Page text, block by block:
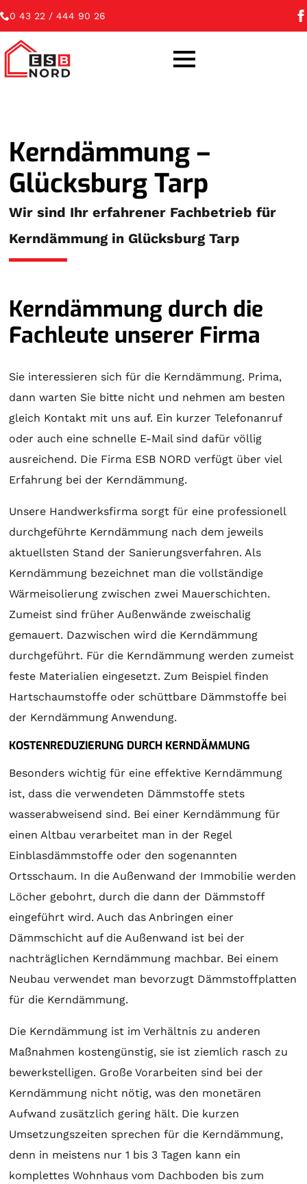
0 43 22 / 444 90 26
Kerndämmung –
Glücksburg Tarp
Wir sind Ihr erfahrener Fachbetrieb für
Kerndämmung in Glücksburg Tarp
Kerndämmung durch die
Fachleute unserer Firma
Sie interessieren sich für die Kerndämmung. Prima,
dann warten Sie bitte nicht und nehmen am besten
gleich Kontakt mit uns auf. Ein kurzer Telefonanruf
oder auch eine schnelle E-Mail sind dafür völlig
ausreichend. Die Firma ESB NORD verfügt über viel
Erfahrung bei der Kerndämmung.
Unsere Handwerksfirma sorgt für eine professionell
durchgeführte Kerndämmung nach dem jeweils
aktuellsten Stand der Sanierungsverfahren. Als
Kerndämmung bezeichnet man die vollständige
Wärmeisolierung zwischen zwei Mauerschichten.
Zumeist sind früher Außenwände zweischalig
gemauert. Dazwischen wird die Kerndämmung
durchgeführt. Für die Kerndämmung werden zumeist
feste Materialien eingesetzt. Zum Beispiel finden
Hartschaumstoffe oder schüttbare Dämmstoffe bei
der Kerndämmung Anwendung.
KOSTENREDUZIERUNG DURCH KERNDÄMMUNG
Besonders wichtig für eine effektive Kerndämmung
ist, dass die verwendeten Dämmstoffe stets
wasserabweisend sind. Bei einer Kerndämmung für
einen Altbau verarbeitet man in der Regel
Einblasdämmstoffe oder den sogenannten
Ortsschaum. In die Außenwand der Immobilie werden
Löcher gebohrt, durch die dann der Dämmstoff
eingeführt wird. Auch das Anbringen einer
Dämmschicht auf die Außenwand ist bei der
nachträglichen Kerndämmung machbar. Bei einem
Neubau verwendet man bevorzugt Dämmstoffplatten
für die Kerndämmung.
Die Kerndämmung ist im Verhältnis zu anderen
Maßnahmen kostengünstig, sie ist ziemlich rasch zu
bewerkstelligen. Große Vorarbeiten sind bei der
Kerndämmung nicht nötig, was den monetären
Aufwand zusätzlich gering hält. Die kurzen
Umsetzungszeiten sprechen für die Kerndämmung,
denn in meistens nur 1 bis 3 Tagen kann ein
komplettes Wohnhaus vom Dachboden bis zum